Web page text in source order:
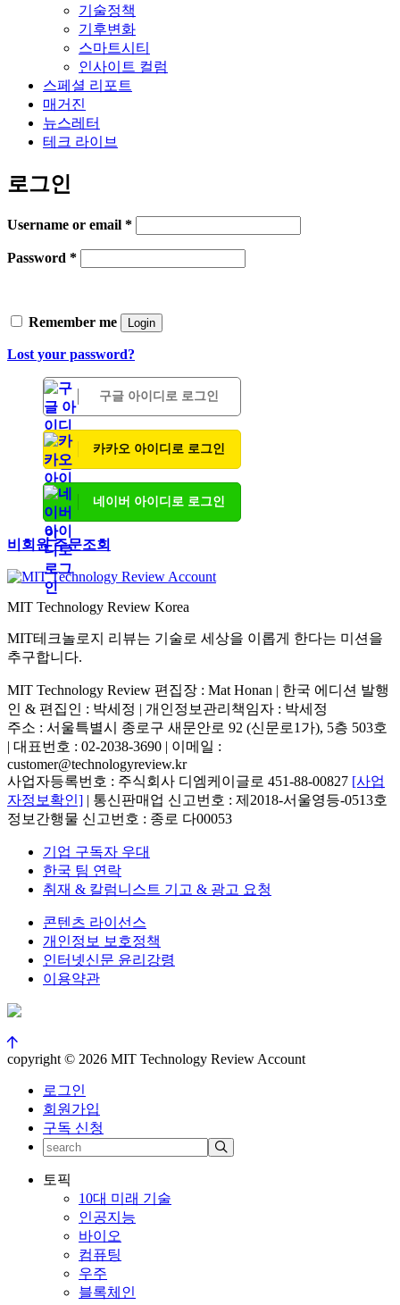
기술정책
기후변화
스마트시티
인사이트 컬럼
스페셜 리포트
매거진
뉴스레터
테크 라이브
로그인
Username or email *
Password *
Remember me Login
Lost your password?
구글 아이디로 로그인
카카오 아이디로 로그인
네이버 아이디로 로그인
비회원 주문조회
MIT Technology Review Korea
MIT테크놀로지 리뷰는 기술로 세상을 이롭게 한다는 미션을
추구합니다.
MIT Technology Review 편집장 : Mat Honan | 한국 에디션 발행
인 & 편집인 : 박세정 | 개인정보관리책임자 : 박세정
주소 : 서울특별시 종로구 새문안로 92 (신문로1가), 5층 503호
| 대표번호 : 02-2038-3690 | 이메일 :
customer@technologyreview.kr
사업자등록번호 : 주식회사 디엠케이글로 451-88-00827 [사업
자정보확인] | 통신판매업 신고번호 : 제2018-서울영등-0513호
정보간행물 신고번호 : 종로 다00053
기업 구독자 우대
한국 팀 연락
취재 & 칼럼니스트 기고 & 광고 요청
콘텐츠 라이선스
개인정보 보호정책
인터넷신문 윤리강령
이용약관
copyright © 2026 MIT Technology Review Account
로그인
회원가입
구독 신청
토픽
10대 미래 기술
인공지능
바이오
컴퓨팅
우주
블록체인